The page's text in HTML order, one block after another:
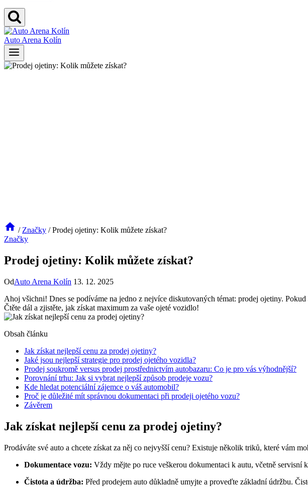
Auto Arena Kolín
/ Značky / Prodej ojetiny: Kolik můžete získat?
Značky
Prodej ojetiny: Kolik můžete získat?
OdAuto Arena Kolín 13. 12. 2025
Ahoj všichni! Dnes se podíváme na jedno z nejvíce diskutovaných témat: prodej ojetiny.
Čtěte dál a zjistěte, jak získat maximum za vaše ojeté vozidlo!
Obsah článku
Jak získat nejlepší cenu za prodej ojetiny?
Jaké jsou nejlepší strategie pro prodej ojetého vozidla?
Prodej soukromě versus prodej prostřednictvím autobazaru: Co je pro vás výhodnější?
Porovnání trhu: Jak si vybrat nejlepší způsob prodeje vozu?
Kde hledat potenciální zájemce o váš automobil?
Proč je důležité mít správnou dokumentaci při prodeji ojetého vozu?
Závěrem
Jak získat nejlepší cenu za prodej ojetiny?
Prodáváte své auto a chcete získat za něj co nejvyšší cenu? Existuje několik triků, které vám
Dokumentace vozu: Vždy mějte po ruce veškerou dokumentaci k autu, včetně
Čistota a údržba: Před prodejem auto důkladně umyjte a proveďte základní údržbu.